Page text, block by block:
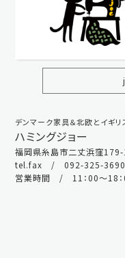
デンマーク家具＆北欧とイギリ
ハミングジョー
福岡県糸島市二丈浜窪179-
tel.fax / 092-325-3690
営業時間 / 11：00～18：